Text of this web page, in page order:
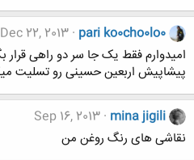
pari ko0cho0lo0
Dec 22, 2013
امیدوارم فقط یک جا سر دو راهی قرار
پیشاپیش اربعین حسینی رو تسلیت
mina jigili
Sep 16, 2013
نقاشی های رنگ روغن من